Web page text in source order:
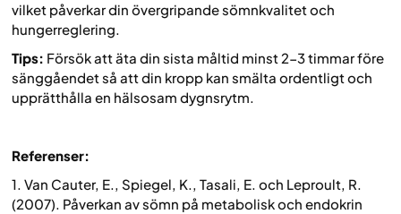
vilket påverkar din övergripande sömnkvalitet och
hungerreglering.
Tips: Försök att äta din sista måltid minst 2-3 timmar före
sänggåendet så att din kropp kan smälta ordentligt och
upprätthålla en hälsosam dygnsrytm.
Referenser:
1. Van Cauter, E., Spiegel, K., Tasali, E. och Leproult, R.
(2007). Påverkan av sömn på metabolisk och endokrin